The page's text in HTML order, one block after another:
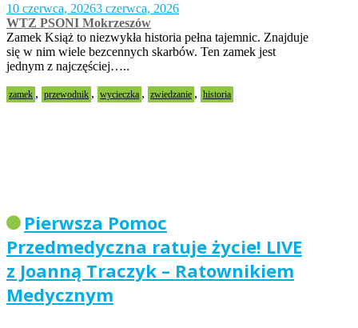
10 czerwca, 20263 czerwca, 2026
WTZ PSONI Mokrzeszów
Zamek Książ to niezwykła historia pełna tajemnic. Znajduje
się w nim wiele bezcennych skarbów. Ten zamek jest
jednym z najczęściej…..
zamek , przewodnik , wycieczka , zwiedzanie , historia
Pierwsza Pomoc
Przedmedyczna ratuje życie! LIVE
z Joanną Traczyk – Ratownikiem
Medycznym